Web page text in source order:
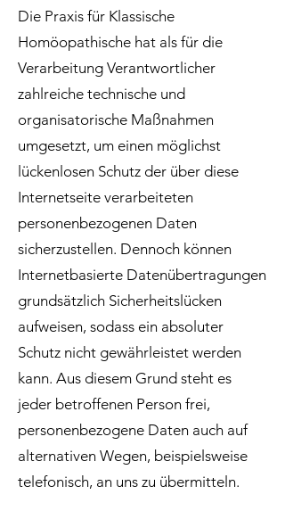
Die Praxis für Klassische
Homöopathische hat als für die
Verarbeitung Verantwortlicher
zahlreiche technische und
organisatorische Maßnahmen
umgesetzt, um einen möglichst
lückenlosen Schutz der über diese
Internetseite verarbeiteten
personenbezogenen Daten
sicherzustellen. Dennoch können
Internetbasierte Datenübertragungen
grundsätzlich Sicherheitslücken
aufweisen, sodass ein absoluter
Schutz nicht gewährleistet werden
kann. Aus diesem Grund steht es
jeder betroffenen Person frei,
personenbezogene Daten auch auf
alternativen Wegen, beispielsweise
telefonisch, an uns zu übermitteln.